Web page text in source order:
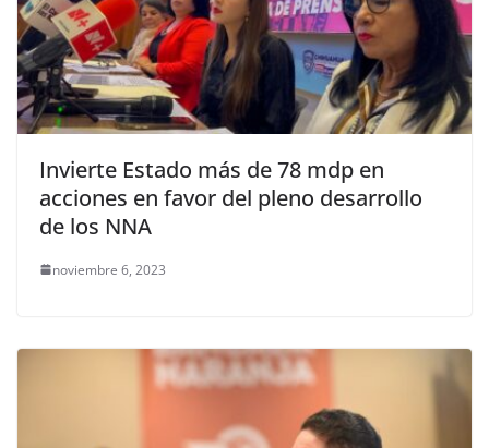
Invierte Estado más de 78 mdp en
acciones en favor del pleno desarrollo
de los NNA
noviembre 6, 2023